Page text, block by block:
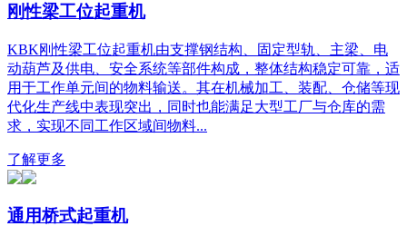
刚性梁工位起重机
KBK刚性梁工位起重机由支撑钢结构、固定型轨、主梁、电
动葫芦及供电、安全系统等部件构成，整体结构稳定可靠，适
用于工作单元间的物料输送。其在机械加工、装配、仓储等现
代化生产线中表现突出，同时也能满足大型工厂与仓库的需
求，实现不同工作区域间物料...
了解更多
通用桥式起重机